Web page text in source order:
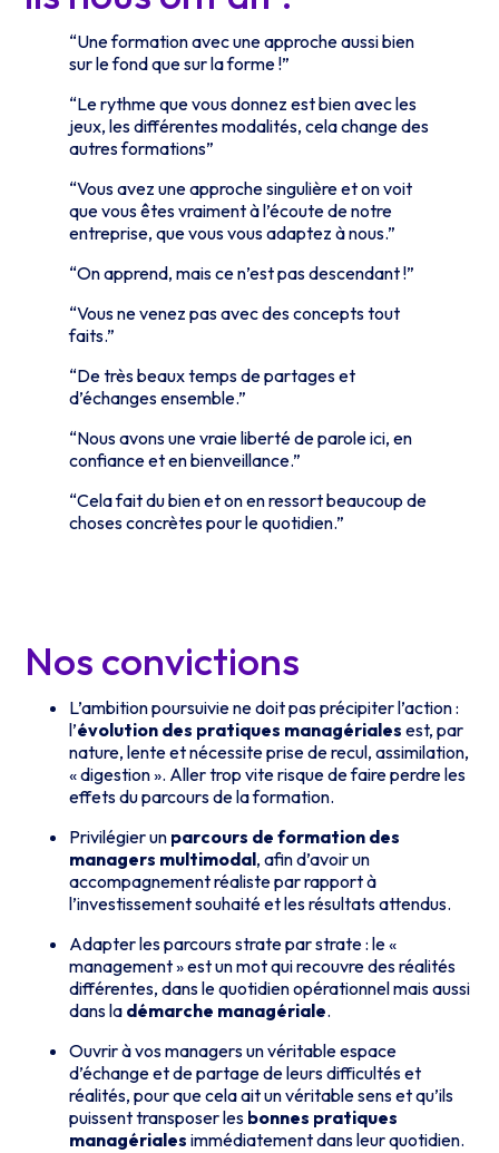
“Une formation avec une approche aussi bien
sur le fond que sur la forme !”
“Le rythme que vous donnez est bien avec les
jeux, les différentes modalités, cela change des
autres formations”
“Vous avez une approche singulière et on voit
que vous êtes vraiment à l’écoute de notre
entreprise, que vous vous adaptez à nous.”
“On apprend, mais ce n’est pas descendant !”
“Vous ne venez pas avec des concepts tout
faits.”
“De très beaux temps de partages et
d’échanges ensemble.”
“Nous avons une vraie liberté de parole ici, en
confiance et en bienveillance.”
“Cela fait du bien et on en ressort beaucoup de
choses concrètes pour le quotidien.”
Nos convictions
L’ambition poursuivie ne doit pas précipiter l’action :
l’évolution des pratiques managériales est, par
nature, lente et nécessite prise de recul, assimilation,
« digestion ». Aller trop vite risque de faire perdre les
effets du parcours de la formation.
Privilégier un parcours de formation des
managers multimodal, afin d’avoir un
accompagnement réaliste par rapport à
l’investissement souhaité et les résultats attendus.
Adapter les parcours strate par strate : le «
management » est un mot qui recouvre des réalités
différentes, dans le quotidien opérationnel mais aussi
dans la démarche managériale.
Ouvrir à vos managers un véritable espace
d’échange et de partage de leurs difficultés et
réalités, pour que cela ait un véritable sens et qu’ils
puissent transposer les bonnes pratiques
managériales immédiatement dans leur quotidien.